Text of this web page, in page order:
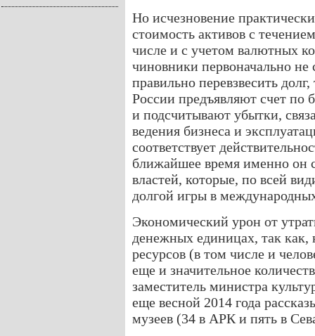
Но исчезновение
стоимость активов с
числе и с учетом валютных
чиновники первоначально не
правильно перевзвесить
России предъявляют счет по
и подсчитывают убытки,
ведения бизнеса и
соответствует
ближайшее время именно он
властей, которые, по всей
долгой игры в
Экономический урон от
денежных единицах, так
ресурсов (в том числе и
еще и значительное
заместитель министра
еще весной 2014 года
музеев (34 в АРК и пять в